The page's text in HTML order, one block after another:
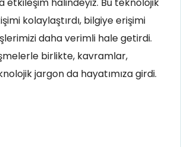
etkileşim halindeyiz. Bu teknolojik
kolaylaştırdı, bilgiye erişimi
işlerimizi daha verimli hale getirdi.
birlikte, kavramlar,
jargon da hayatımıza girdi.